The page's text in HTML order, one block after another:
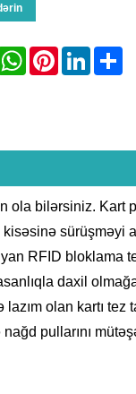
WhatsAppPinterestLinkedIn
ola bilərsiniz.
sürüşməyi
RFID bloklama
daxil
olan kartı tez
pullarını